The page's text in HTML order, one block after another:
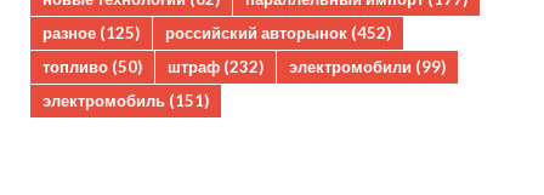
разное (125) российский авторынок (452)
топливо (50) штраф (232) электромобили (99)
электромобиль (151)